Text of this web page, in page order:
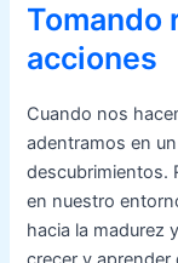
Tomando
acciones
Cuando nos
adentramos en
descubrimientos.
en nuestro
hacia la madurez